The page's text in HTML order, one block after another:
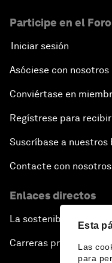
Esta
Las
para
Participe en el Foro
Iniciar sesión
Asóciese con nosotros
Conviértase en
Regístrese para
Suscríbase a nuestros
Contacte con nosotros
Enlaces directos
La sostenibilidad en el
Carreras profesionales